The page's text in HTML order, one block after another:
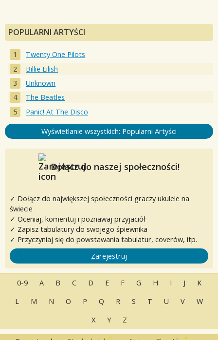
POPULARNI ARTYŚCI
Twenty One Pilots
Billie Eilish
Unknown
The Beatles
Panic! At The Disco
Wyświetlanie wszystkich: Popularni Artyści
Dołącz do naszej społeczności!
✓ Dołącz do największej społeczności graczy ukulele na
świecie
✓ Oceniaj, komentuj i poznawaj przyjaciół
✓ Zapisz tabulatury do swojego śpiewnika
✓ Przyczyniaj się do powstawania tabulatur, coverów, itp.
Zarejestruj
0-9 A B C D E F G H I J
K
L
M N O P Q R S T U V
W
X
Y Z